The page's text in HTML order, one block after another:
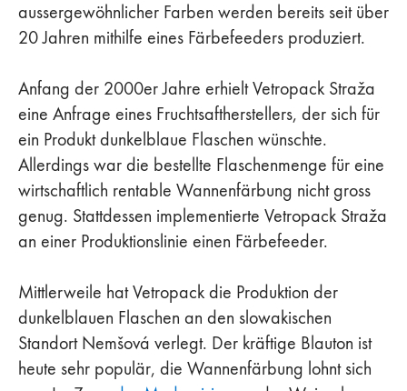
aussergewöhnlicher Farben werden bereits seit über
20 Jahren mithilfe eines Färbefeeders produziert.
Anfang der 2000er Jahre erhielt Vetropack Straža
eine Anfrage eines Fruchtsaftherstellers, der sich für
ein Produkt dunkelblaue Flaschen wünschte.
Allerdings war die bestellte Flaschenmenge für eine
wirtschaftlich rentable Wannenfärbung nicht gross
genug. Stattdessen implementierte Vetropack Straža
an einer Produktionslinie einen Färbefeeder.
Mittlerweile hat Vetropack die Produktion der
dunkelblauen Flaschen an den slowakischen
Standort Nemšová verlegt. Der kräftige Blauton ist
heute sehr populär, die Wannenfärbung lohnt sich